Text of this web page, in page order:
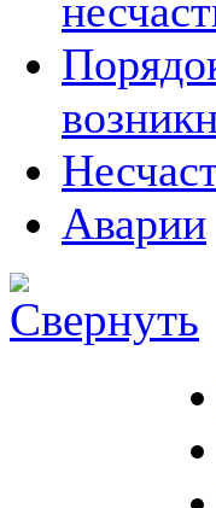
Аварии